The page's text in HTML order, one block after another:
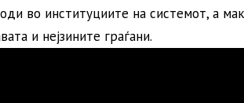
во институциите на системот, а
и нејзините граѓани.